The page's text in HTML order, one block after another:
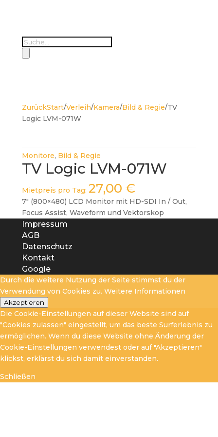
Products
ZurückStart/Verleih/Kamera/Bild & Regie/TV
Logic LVM-071W
Monitore, Bild & Regie
TV Logic LVM-071W
Mietpreis pro Tag: 27,00 €
7″ (800×480) LCD Monitor mit HD-SDI In / Out,
Focus Assist, Waveform und Vektorskop
Impressum
AGB
Datenschutz
Kontakt
Google
Durch die weitere Nutzung der Seite stimmst du der
Verwendung von Cookies zu. Weitere Informationen
Akzeptieren
Die Cookie-Einstellungen auf dieser Website sind auf
"Cookies zulassen" eingestellt, um das beste Surferlebnis zu
ermöglichen. Wenn du diese Website ohne Änderung der
Cookie-Einstellungen verwendest oder auf "Akzeptieren"
klickst, erklärst du sich damit einverstanden.
Schließen